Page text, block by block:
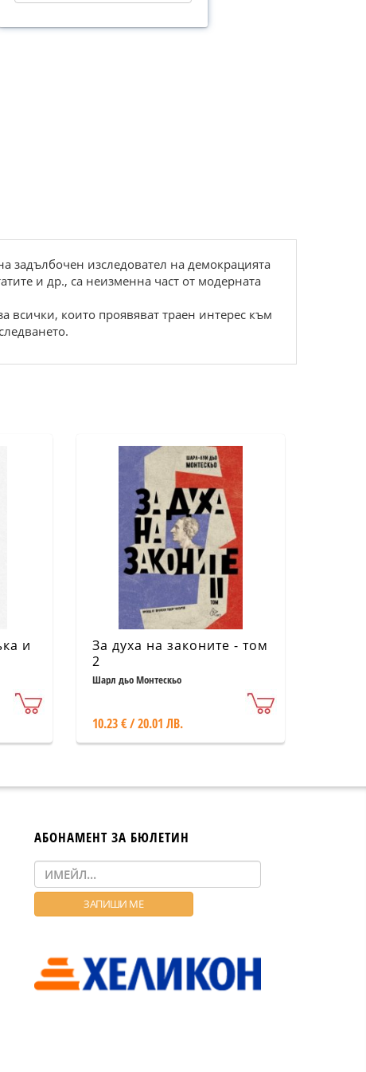
задълбочен изследовател на демокрацията
и др., са неизменна част от модерната
всички, които проявяват траен интерес към
и
За духа на законите - том
2
Шарл дьо Монтескьо
10.23 € / 20.01 ЛВ.
АБОНАМЕНТ ЗА БЮЛЕТИН